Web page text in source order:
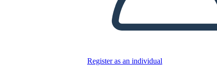
Register as an individual